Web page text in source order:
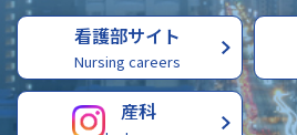
看護部サイト
Nursing careers
産科